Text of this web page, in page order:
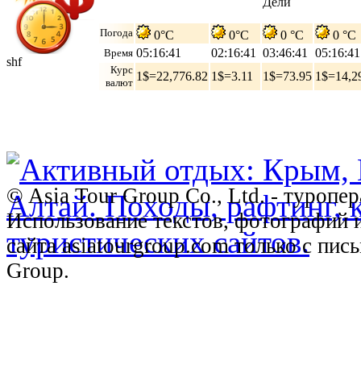
Погода 0°C 0°C 0 °C 0 °C
Время 05:16:42 02:16:42 03:46:42 05:16:42
Курс
валют 1$=22,776.82 1$=3.11 1$=73.95
shf
© Asia Tour Group Co., Ltd. -
Использование текстов,
сайта asiatourgroup.com только с
Group.